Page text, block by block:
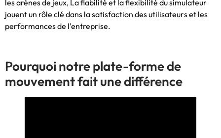
les arènes de jeux, La fiabilité et la flexibilité du simulateur
jouent un rôle clé dans la satisfaction des utilisateurs et les
performances de l'entreprise.
Pourquoi notre plate-forme de
mouvement fait une différence